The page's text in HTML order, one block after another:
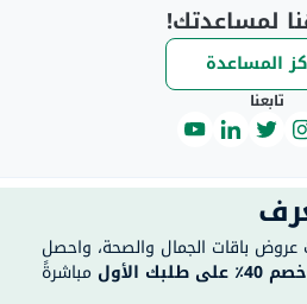
لمساعدتك!
المساعدة
تابعنا
عروض باقات الجمال والصحة، واحصل
خصم 40٪ على طلبك الأول